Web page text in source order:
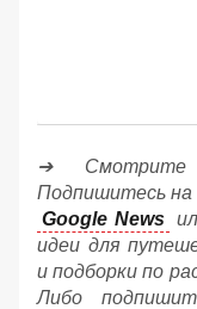
➔ Смотрите
Подпишитесь на
Google News
идеи для
и подборки по
Либо